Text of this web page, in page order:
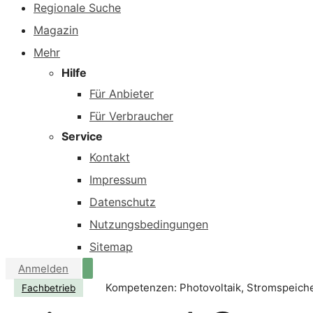
Regionale Suche
Magazin
Mehr
Hilfe
Für Anbieter
Für Verbraucher
Service
Kontakt
Impressum
Datenschutz
Nutzungsbedingungen
Sitemap
Anmelden
Fachbetrieb Kompetenzen: Photovoltaik,